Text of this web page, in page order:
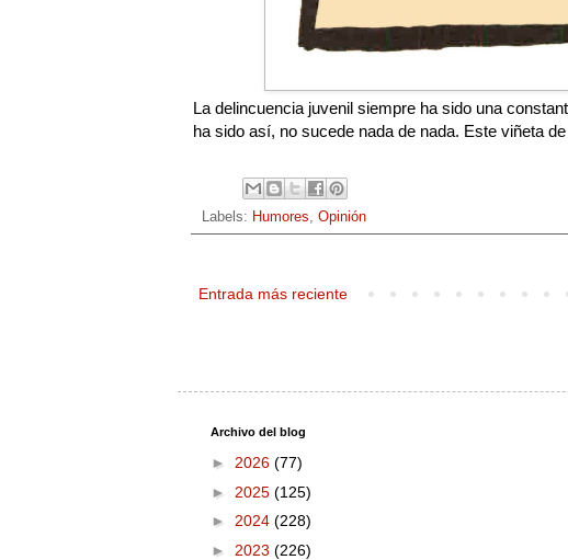
La delincuencia juvenil siempre ha sido una
ha sido así, no sucede nada de nada. Este viñeta de
Labels: Humores Opinión
Entrada más reciente
Archivo del blog
► 2026 (77)
► 2025 (125)
► 2024 (228)
► 2023 (226)